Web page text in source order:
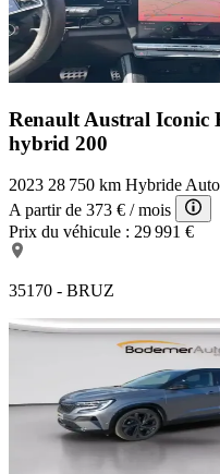
Renault Austral Iconic
hybrid 200
2023 28 750 km Hybride
A partir de 373 € / mois
Prix du véhicule : 29 991 €
35170 - BRUZ